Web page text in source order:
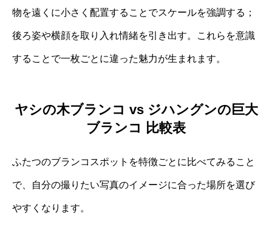
物を遠くに小さく配置することでスケールを強調する；
後ろ姿や横顔を取り入れ情緒を引き出す。これらを意識
することで一枚ごとに違った魅力が生まれます。
ヤシの木ブランコ vs ジハングンの巨大
ブランコ 比較表
ふたつのブランコスポットを特徴ごとに比べてみること
で、自分の撮りたい写真のイメージに合った場所を選び
やすくなります。